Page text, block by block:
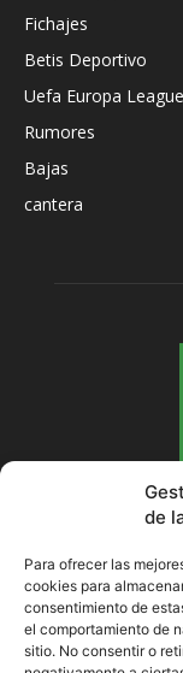
de
Para ofrecer las
cookies para
consentimiento de
el comportamiento de
sitio. No consentir o
Fichajes
Betis Deportivo
Uefa Europa League
Rumores
Bajas
cantera